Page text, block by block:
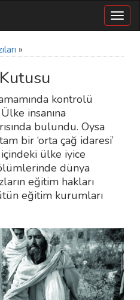
»
kontrolü
insanına
bulundu. Oysa
bir ‘orta çağ idaresi’
ülke iyice
dünya
eğitim hakları
eğitim kurumları